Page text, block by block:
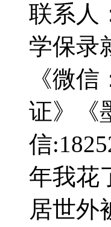
联系人
学保录
《微
证》《
信
年我花
居世外